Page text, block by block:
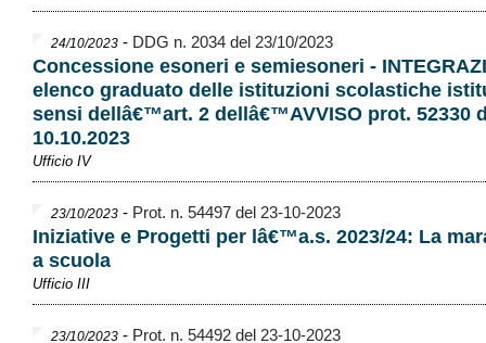
24/10/2023 - DDG n. 2034 del 23/10/2023
Concessione esoneri e semiesoneri -
elenco graduato delle istituzioni scolastiche
sensi dellâ€™art. 2 dellâ€™AVVISO prot. 52330
10.10.2023
Ufficio IV
23/10/2023 - Prot. n. 54497 del 23-10-2023
Iniziative e Progetti per lâ€™a.s. 2023/24: La
a scuola
Ufficio III
23/10/2023 - Prot. n. 54492 del 23-10-2023